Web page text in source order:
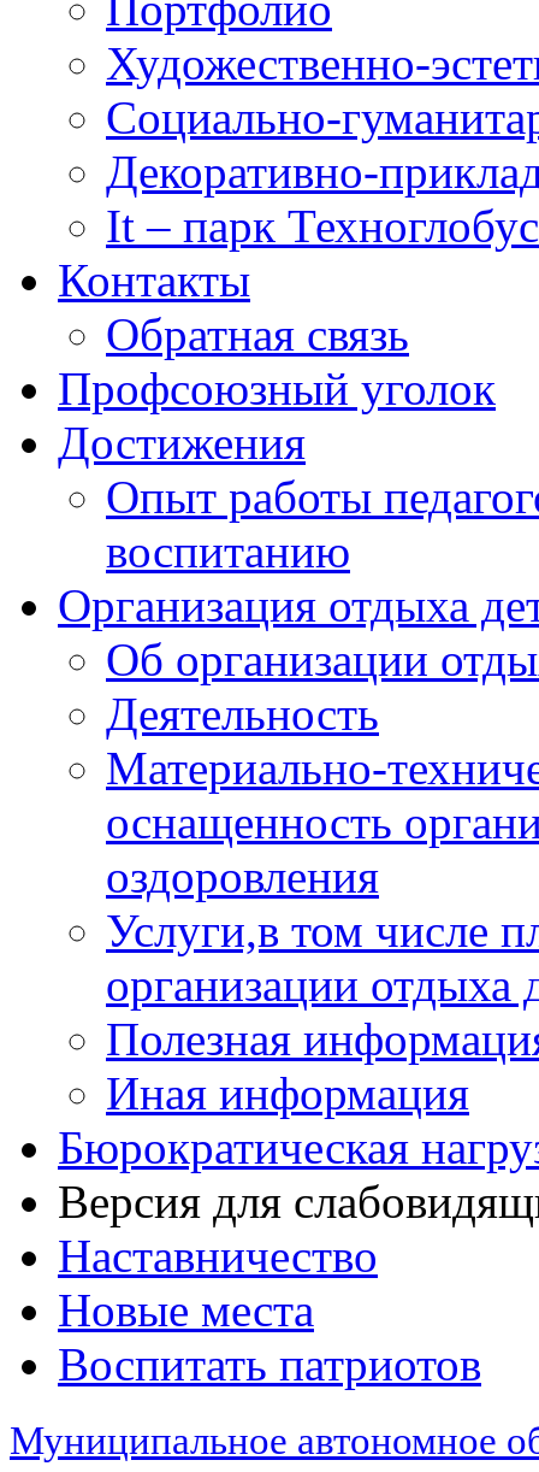
Художественно-
Социально-
Декоративно-
It – парк Техноглобус
Контакты
Обратная связь
Профсоюзный уголок
Достижения
Опыт работы
воспитанию
Организация отдыха
Об организации
Деятельность
Материально-
оснащенность
оздоровления
Услуги,в том числе
организации отдыха
Полезная
Иная информация
Бюрократическая
Версия для
Наставничество
Новые места
Воспитать патриотов
Муниципальное автономное